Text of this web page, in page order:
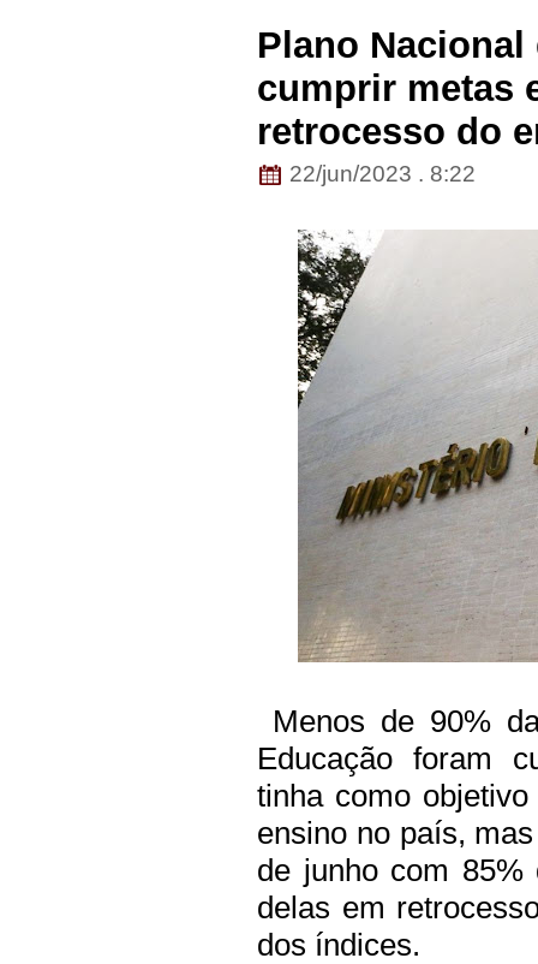
Plano Nacional
cumprir metas
retrocesso do
22/jun/2023 . 8:22
Menos de 90%
Educação foram
tinha como
ensino no país,
de junho com 85%
delas em
dos índices.